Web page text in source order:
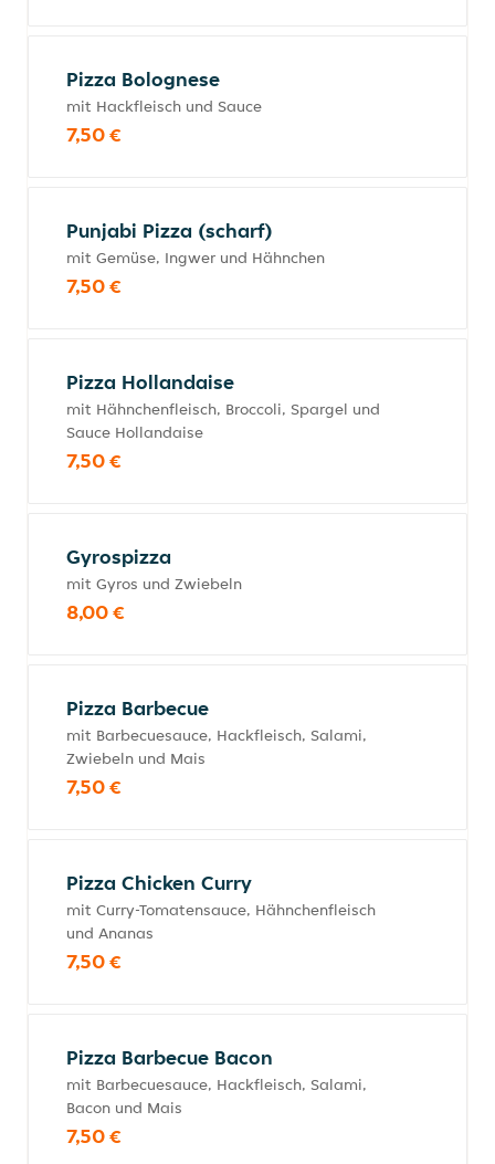
Pizza Bolognese
mit Hackfleisch und Sauce
7,50 €
Punjabi Pizza (scharf)
mit Gemüse, Ingwer und Hähnchen
7,50 €
Pizza Hollandaise
mit Hähnchenfleisch, Broccoli, Spargel und
Sauce Hollandaise
7,50 €
Gyrospizza
mit Gyros und Zwiebeln
8,00 €
Pizza Barbecue
mit Barbecuesauce, Hackfleisch, Salami,
Zwiebeln und Mais
7,50 €
Pizza Chicken Curry
mit Curry-Tomatensauce, Hähnchenfleisch
und Ananas
7,50 €
Pizza Barbecue Bacon
mit Barbecuesauce, Hackfleisch, Salami,
Bacon und Mais
7,50 €